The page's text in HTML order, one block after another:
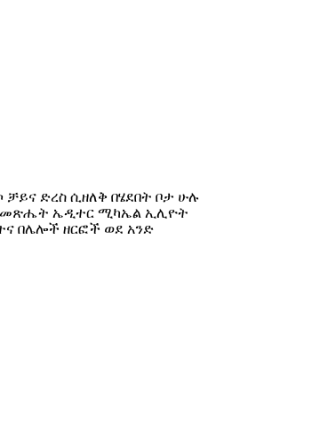
ድረስ ሲዘለቅ በሄደበት ቦታ ሁሉ
መጽሔት ኤዲተር ሚካኤል ኢሊዮት
በሌሎች ዘርፎች ወደ አንድ